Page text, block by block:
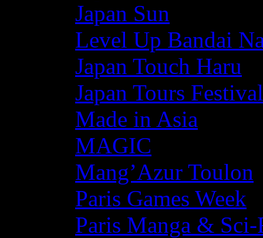
Japan Sun
Level Up Bandai
Japan Touch Haru
Japan Tours Festival
Made in Asia
MAGIC
Mang’Azur Toulon
Paris Games Week
Paris Manga &